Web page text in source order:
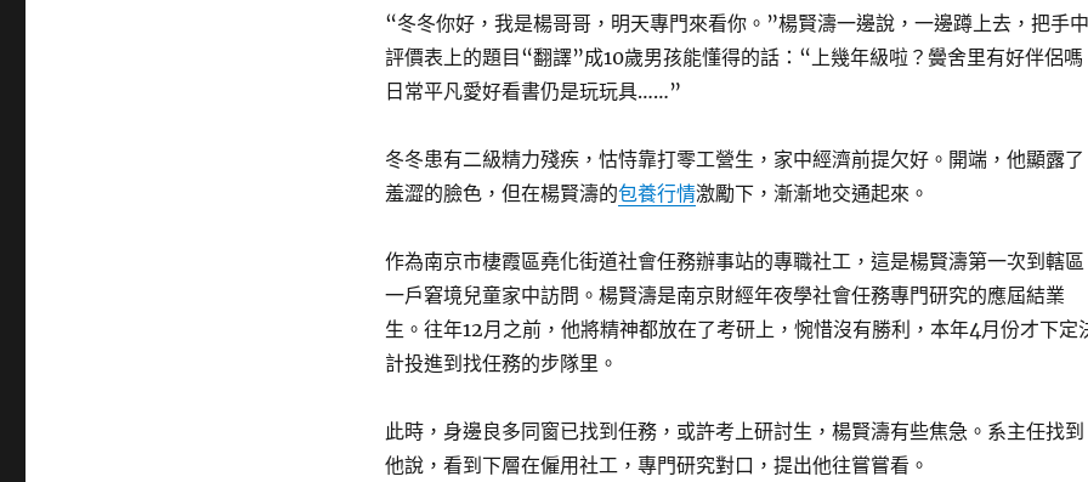
“冬冬你好，我是楊哥哥，明天專門來看你。”楊賢濤一邊說，一邊蹲上去，把手中
評價表上的題目“翻譯”成10歲男孩能懂得的話：“上幾年級啦？黌舍里有好伴侶嗎
日常平凡愛好看書仍是玩玩具……”
冬冬患有二級精力殘疾，怙恃靠打零工營生，家中經濟前提欠好。開端，他顯露了
羞澀的臉色，但在楊賢濤的包養行情激勵下，漸漸地交通起來。
作為南京市棲霞區堯化街道社會任務辦事站的專職社工，這是楊賢濤第一次到轄區
一戶窘境兒童家中訪問。楊賢濤是南京財經年夜學社會任務專門研究的應屆結業
生。往年12月之前，他將精神都放在了考研上，惋惜沒有勝利，本年4月份才下定
計投進到找任務的步隊里。
此時，身邊良多同窗已找到任務，或許考上研討生，楊賢濤有些焦急。系主任找到
他說，看到下層在僱用社工，專門研究對口，提出他往嘗嘗看。